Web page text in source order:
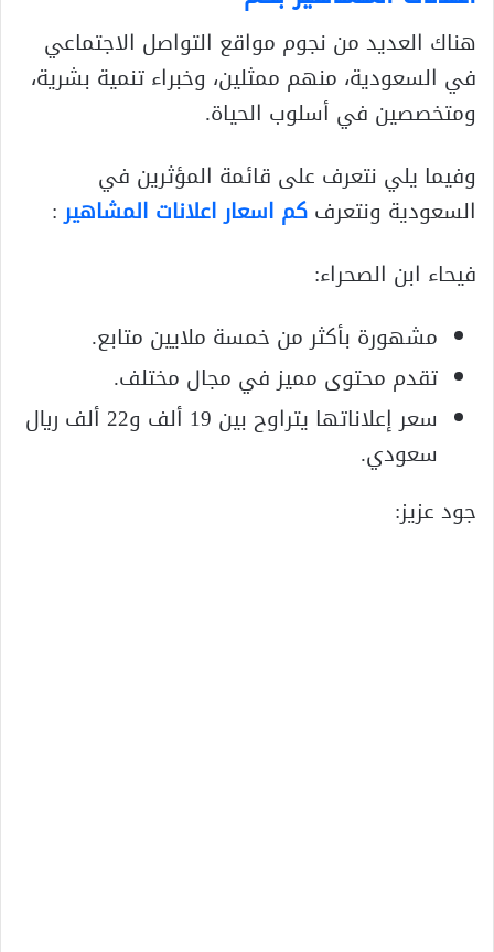
هناك العديد من نجوم مواقع التواصل الاجتماعي
في السعودية، منهم ممثلين، وخبراء تنمية بشرية،
ومتخصصين في أسلوب الحياة.
وفيما يلي نتعرف على قائمة المؤثرين في
السعودية ونتعرفكم اسعار اعلانات المشاهير:
فيحاء ابن الصحراء:
مشهورة بأكثر من خمسة ملايين متابع.
تقدم محتوى مميز في مجال مختلف.
سعر إعلاناتها يتراوح بين 19 ألف و22 ألف ريال
سعودي.
جود عزيز: